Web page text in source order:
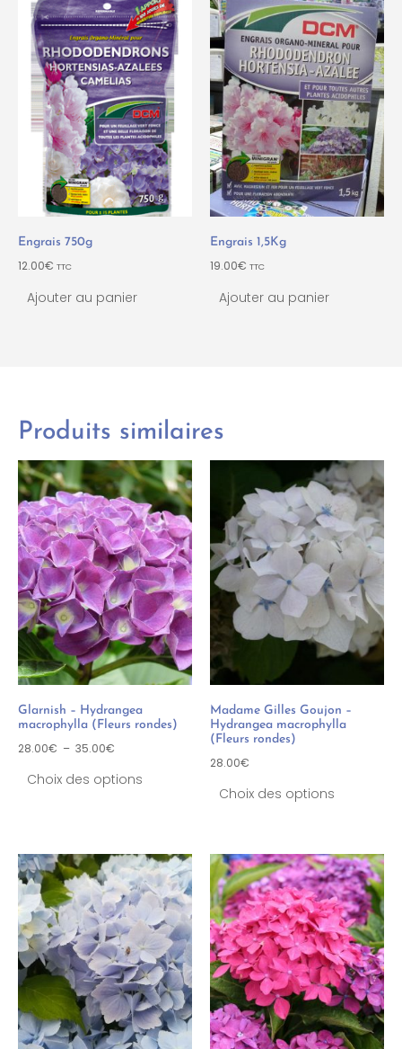
Engrais 750g
12.00€ TTC
Ajouter au panier
Engrais 1,5Kg
19.00€ TTC
Ajouter au panier
Produits similaires
Glarnish – Hydrangea
macrophylla (Fleurs rondes)
28.00€ – 35.00€
Choix des options
Madame Gilles Goujon –
Hydrangea macrophylla
(Fleurs rondes)
28.00€
Choix des options